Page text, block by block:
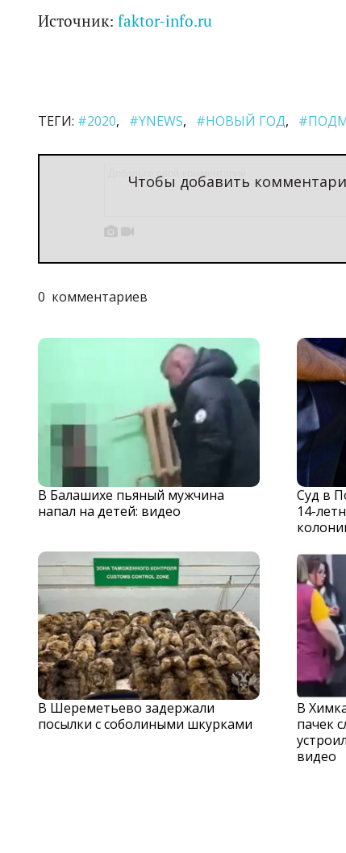
Источник: faktor-info.ru
ТЕГИ: #2020 #YNEWS #НОВЫЙ ГОД
Чтобы добавить
 
0 комментариев
В Балашихе пьяный мужчина
напал на детей: видео
Суд в
14-
В Шереметьево задержали
посылки с соболиными шкурками
В
пачек
видео